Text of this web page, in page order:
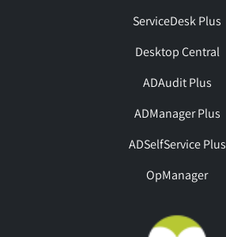
ServiceDesk Plus
Desktop Central
ADAudit Plus
ADManager Plus
ADSelfService Plus
OpManager